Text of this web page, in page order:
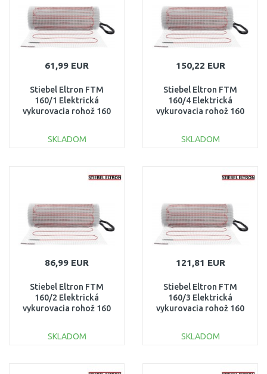
61,99 EUR
Stiebel Eltron FTM
160/1 Elektrická
vykurovacia rohož 160
SKLADOM
150,22 EUR
Stiebel Eltron FTM
160/4 Elektrická
vykurovacia rohož 160
SKLADOM
86,99 EUR
Stiebel Eltron FTM
160/2 Elektrická
vykurovacia rohož 160
SKLADOM
121,81 EUR
Stiebel Eltron FTM
160/3 Elektrická
vykurovacia rohož 160
SKLADOM